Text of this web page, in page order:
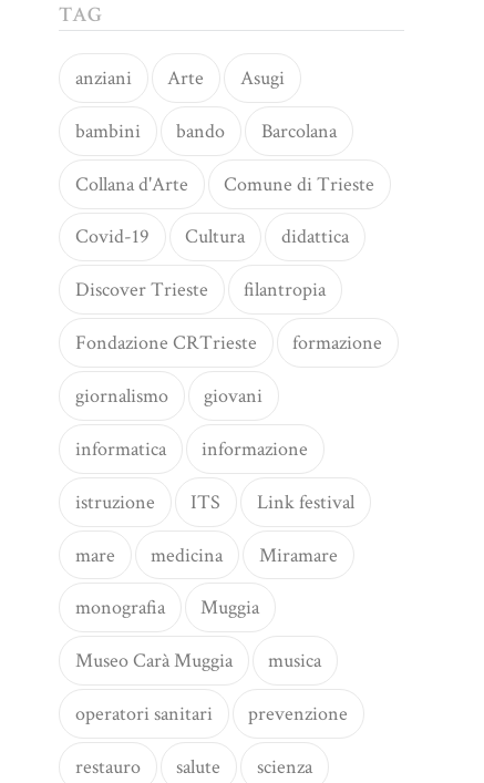
TAG
anziani Arte Asugi
bambini bando Barcolana
Collana d'Arte Comune di Trieste
Covid-19 Cultura didattica
Discover Trieste filantropia
Fondazione CRTrieste formazione
giornalismo giovani
informatica informazione
istruzione ITS Link festival
mare medicina Miramare
monografia Muggia
Museo Carà Muggia musica
operatori sanitari prevenzione
restauro salute scienza